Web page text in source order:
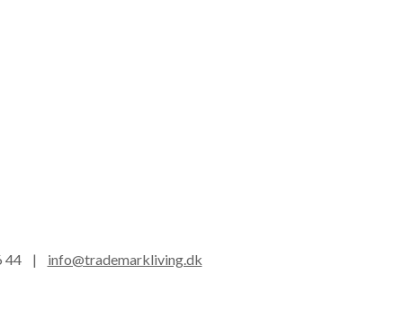
44 | info@trademarkliving.dk